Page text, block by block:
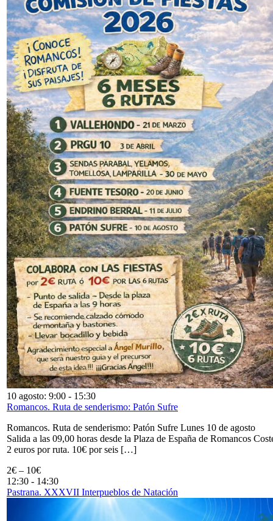
10 agosto: 9:00 - 15:30
Romancos. Ruta de senderismo: Patón Sufre
Romancos. Ruta de senderismo: Patón Sufre Lunes 10 de agosto
Salida a las 09,00 horas desde la Plaza de España de Romancos
2 euros por ruta. 10€ por seis […]
2€ – 10€
12:30 - 14:30
Pastrana. XXXVII Interpueblos de Natación